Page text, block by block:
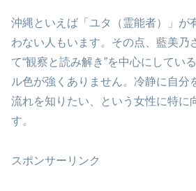
沖縄といえば「ユタ（霊能者）」が
わない人もいます。その点、藍美乃
て“観察と読み解き”を中心にしてい
ル色が強くありません。冷静に自分
流れを知りたい、という女性に特に
す。
スポンサーリンク